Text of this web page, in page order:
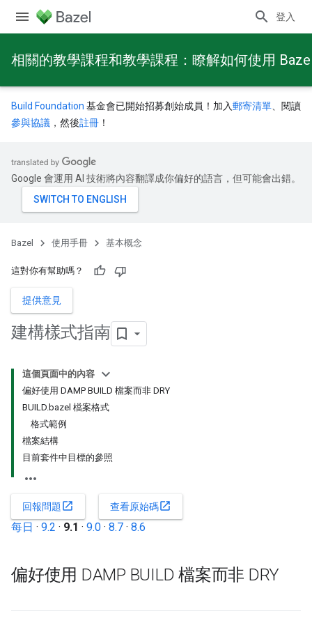
登入
相關的教學課程和教學課程：瞭解如何使用
Build Foundation 基金會已開始招募創始成員！加入郵寄清單 、閱讀
參與協議 ，然後註冊 ！
Google 會運用 AI 技術將內容翻譯成你偏好的語言，但可能會出錯。
Bazel 使用手冊 基本概念
這對你有幫助嗎？
提供意見
建構樣式指南
這個頁面中的內容
偏好使用 DAMP BUILD 檔案而非 DRY
BUILD.bazel 檔案格式
格式範例
檔案結構
目前套件中目標的參照
回報問題open_in_new 查看原始碼open_in_new
每日 · 9.2 · 9.1 · 9.0 · 8.7 · 8.6
偏好使用 DAMP BUILD 檔案而非 DRY